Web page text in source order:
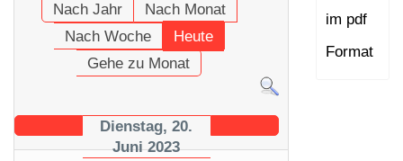
Nach Jahr
Nach Monat
Nach Woche
Heute
Gehe zu Monat
Dienstag, 20.
Juni 2023
im pdf
Format